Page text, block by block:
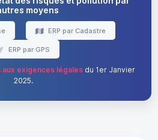
moyens
ERP par Cadastre
ERP par GPS
aux exigences légalesdu 1er Janvier
2025.